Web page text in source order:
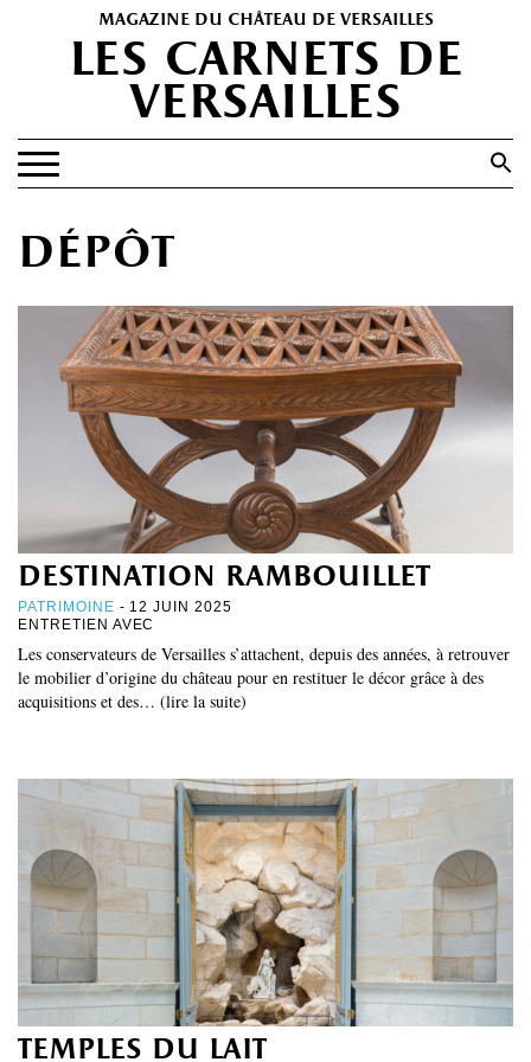
magazine du château de versailles
les carnets de
versailles
Search Button
SPECTACLES
PORTFOLIOS
HISTOIRE(S)
LES +
ABONNEMENT GRATUIT AU MAGAZINE
dépôt
destination rambouillet
PATRIMOINE - 12 JUIN 2025
ENTRETIEN AVEC
Les conservateurs de Versailles s’attachent, depuis des années, à retrouver
le mobilier d’origine du château pour en restituer le décor grâce à des
acquisitions et des… (lire la suite)
temples du lait